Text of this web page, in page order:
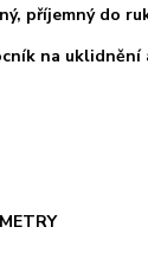
příjemný do
na uklidnění